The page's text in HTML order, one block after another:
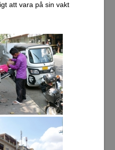
att vara på sin vakt